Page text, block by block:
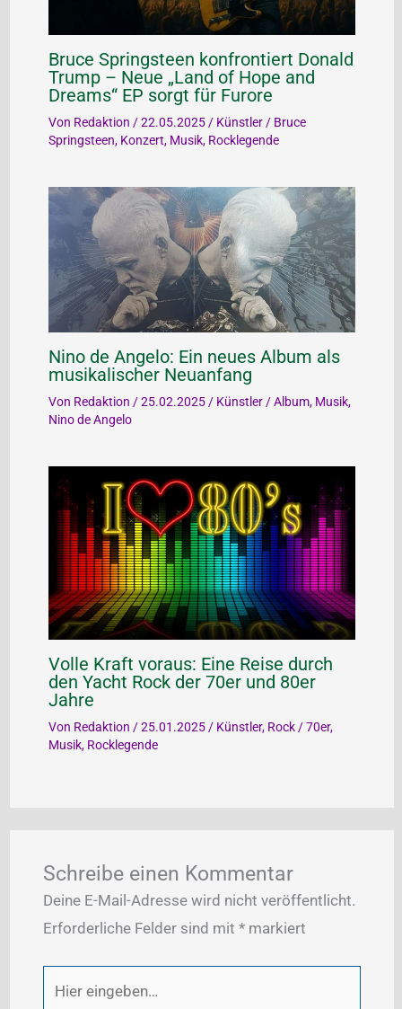
Bruce Springsteen konfrontiert Donald
Trump – Neue „Land of Hope and
Dreams“ EP sorgt für Furore
Von Redaktion /22.05.2025 / Künstler/ Bruce
Springsteen, Konzert, Musik, Rocklegende
Nino de Angelo: Ein neues Album als
musikalischer Neuanfang
Von Redaktion /25.02.2025 / Künstler/Album, Musik,
Nino de Angelo
Volle Kraft voraus: Eine Reise durch
den Yacht Rock der 70er und 80er
Jahre
Von Redaktion /25.01.2025 / Künstler, Rock/70er,
Musik, Rocklegende
Schreibe einen Kommentar
Deine E-Mail-Adresse wird nicht veröffentlicht.
Erforderliche Felder sind mit *markiert